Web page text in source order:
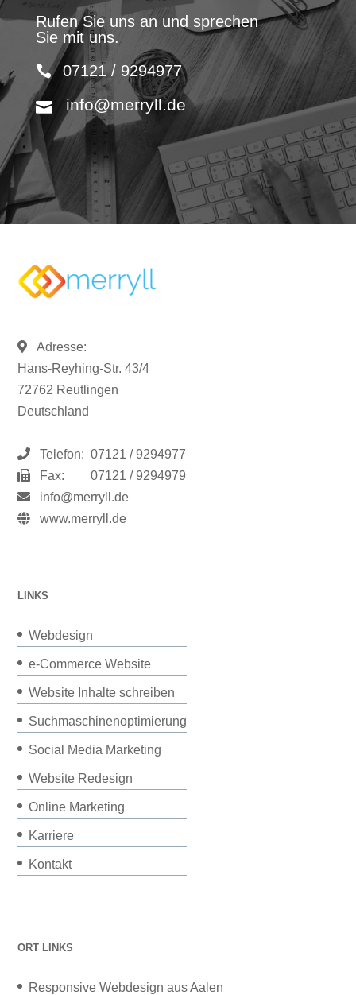
Rufen Sie uns an und sprechen
Sie mit uns.
07121 / 9294977
info@merryll.de
Adresse:
Hans-Reyhing-Str. 43/4
72762 Reutlingen
Deutschland
Telefon: 07121 / 9294977
Fax:
07121 / 9294979
info@merryll.de
www.merryll.de
LINKS
Webdesign
e-Commerce Website
Website Inhalte schreiben
Suchmaschinenoptimierung
Social Media Marketing
Website Redesign
Online Marketing
Karriere
Kontakt
ORT LINKS
Responsive Webdesign aus Aalen